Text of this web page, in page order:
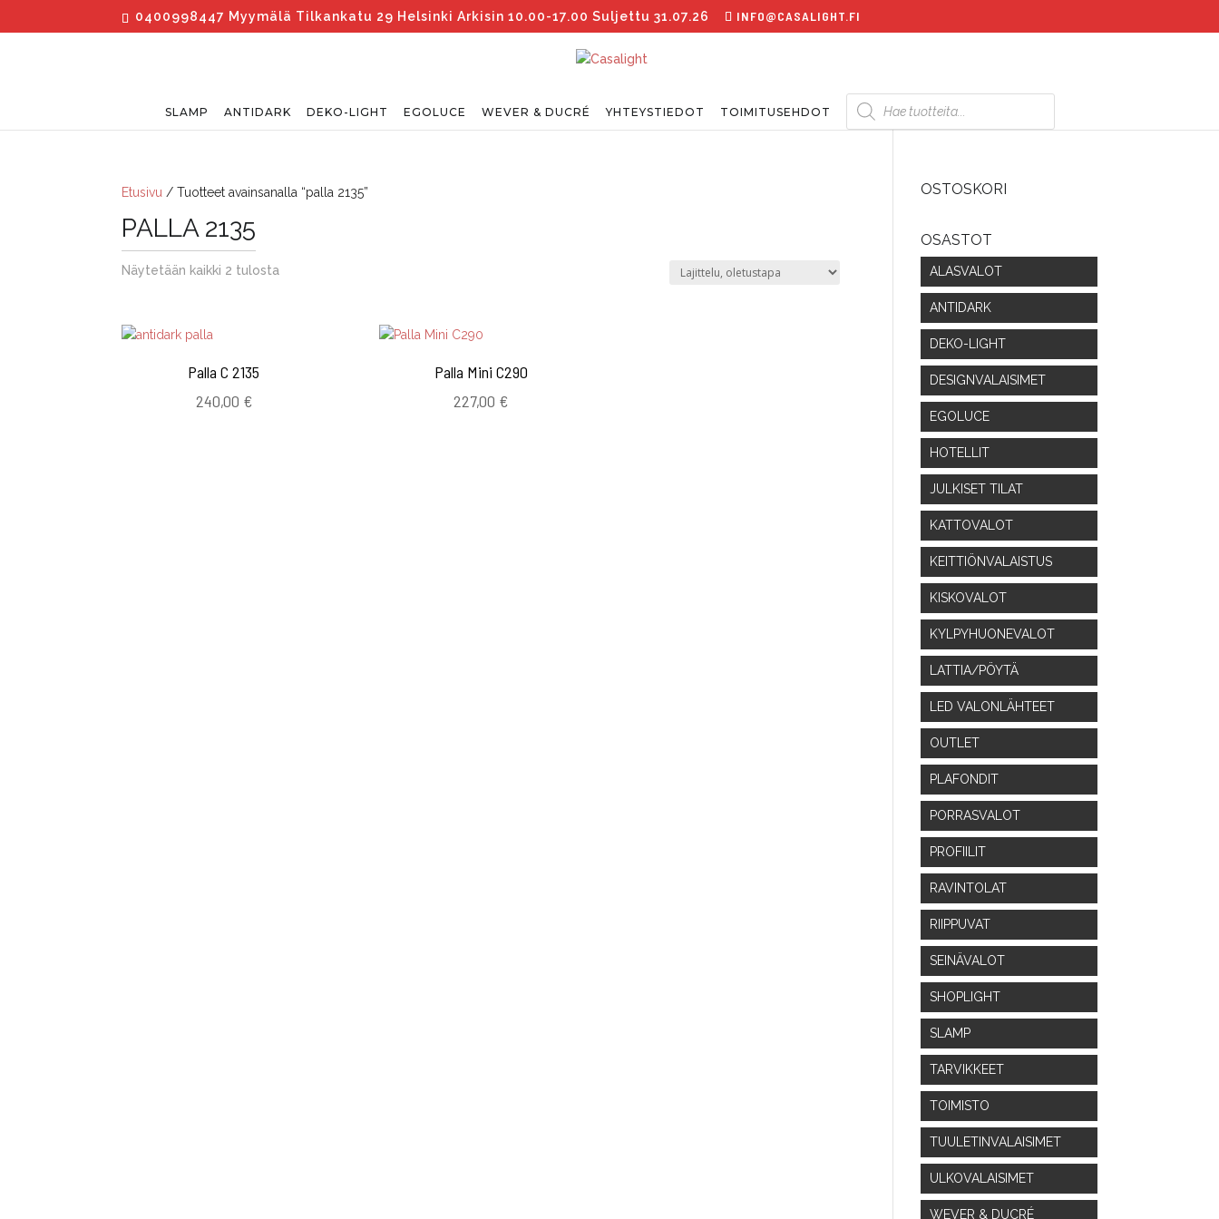
0400998447 Myymälä Tilkankatu 29 Helsinki Arkisin 10.00-17.00 Suljettu 31.07.26 INFO@CASALIGHT.FI
SLAMP ANTIDARK DEKO-LIGHT EGOLUCE WEVER & DUCRÉ YHTEYSTIEDOT TOIMITUSEHDOT
Products
search
Etusivu / Tuotteet avainsanalla “palla 2135”
PALLA 2135
Näytetään kaikki 2 tulosta
Palla C 2135
240,00 €
Palla Mini C290
227,00 €
OSTOSKORI
OSASTOT
ALASVALOT
ANTIDARK
DEKO-LIGHT
DESIGNVALAISIMET
EGOLUCE
HOTELLIT
JULKISET TILAT
KATTOVALOT
KEITTIÖNVALAISTUS
KISKOVALOT
KYLPYHUONEVALOT
LATTIA/PÖYTÄ
LED VALONLÄHTEET
OUTLET
PLAFONDIT
PORRASVALOT
PROFIILIT
RAVINTOLAT
RIIPPUVAT
SEINÄVALOT
SHOPLIGHT
SLAMP
TARVIKKEET
TOIMISTO
TUULETINVALAISIMET
ULKOVALAISIMET
WEVER & DUCRÉ